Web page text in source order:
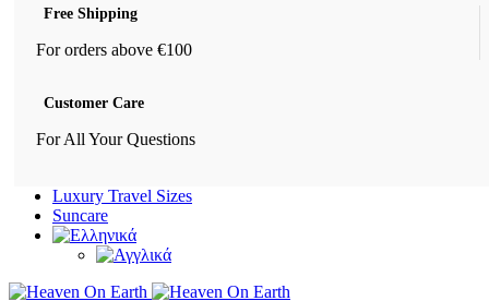
Free Shipping
For orders above €100
Customer Care
For All Your Questions
Luxury Travel Sizes
Suncare